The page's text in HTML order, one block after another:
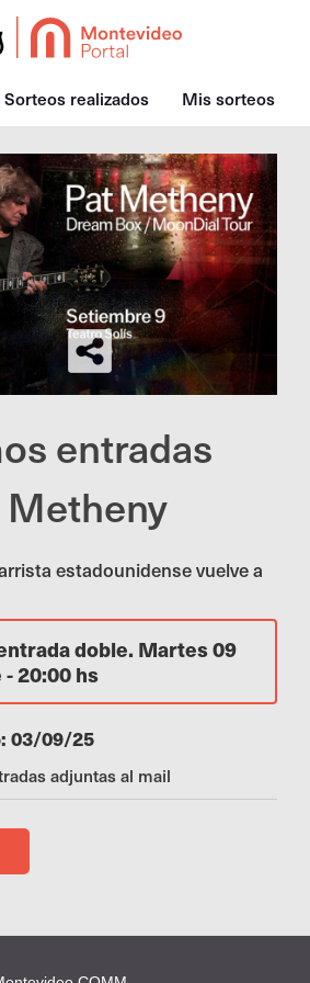
Sorteos realizados Mis sorteos
entradas
Metheny
estadounidense vuelve a
doble. Martes 09
20:00 hs
03/09/25
adjuntas al mail